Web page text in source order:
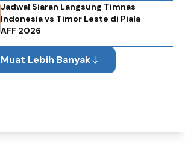
Jadwal Siaran Langsung Timnas
Indonesia vs Timor Leste di Piala
AFF 2026
Muat Lebih Banyak